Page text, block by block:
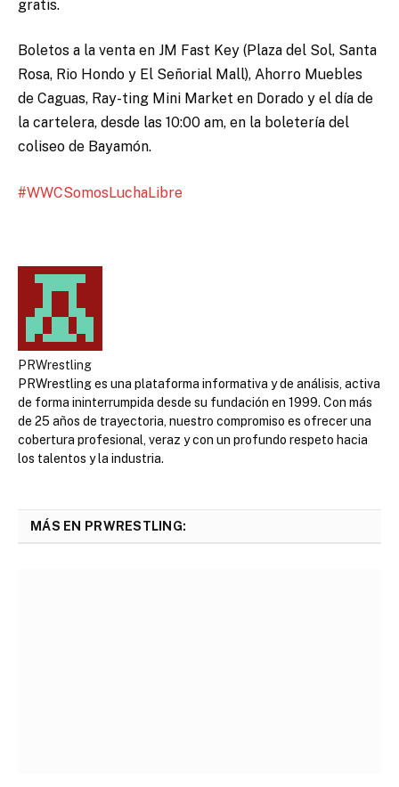
gratis.
Boletos a la venta en JM Fast Key (Plaza del Sol, Santa
Rosa, Rio Hondo y El Señorial Mall), Ahorro Muebles
de Caguas, Ray-ting Mini Market en Dorado y el día de
la cartelera, desde las 10:00 am, en la boletería del
coliseo de Bayamón.
‪#‎WWCSomosLuchaLibre‬
PRWrestling
PRWrestling es una plataforma informativa y de análisis, activa
de forma ininterrumpida desde su fundación en 1999. Con más
de 25 años de trayectoria, nuestro compromiso es ofrecer una
cobertura profesional, veraz y con un profundo respeto hacia
los talentos y la industria.
MÁS EN PRWRESTLING: